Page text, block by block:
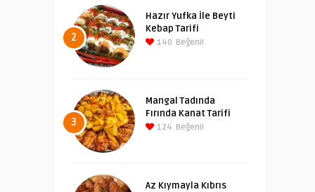
2
Hazır Yufka İle Beyti
Kebap Tarifi
140 Beğeni!
3
Mangal Tadında
Fırında Kanat Tarifi
124 Beğeni!
Az Kıymayla Kıbrıs